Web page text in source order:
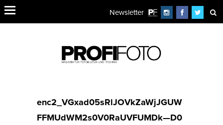
Newsletter
enc2_VGxad05sRlJOVkZaWjJGUW
FFMUdWM2s0V0RaUVFUMDk—D0